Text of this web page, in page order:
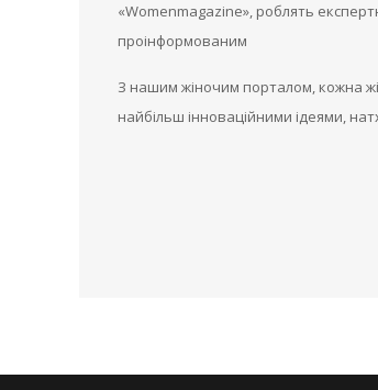
«Womenmagazine», роблять
проінформованим
З нашим жіночим порталом, кожна
найбільш інноваційними ідеями,